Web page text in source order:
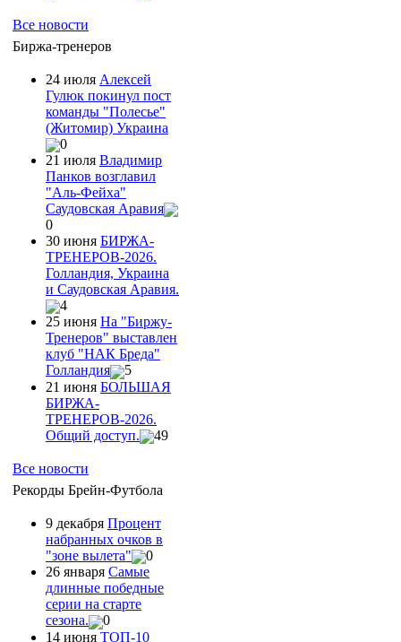
Все новости
Биржа-тренеров
24 июля Алексей
Гулюк покинул пост
команды "Полесье"
(Житомир) Украина
0
21 июля Владимир
Панков возглавил
"Аль-Фейха"
Саудовская Аравия
0
30 июня БИРЖА-
ТРЕНЕРОВ-2026.
Голландия, Украина
и Саудовская Аравия.
4
25 июня На "Биржу-
Тренеров" выставлен
клуб "НАК Бреда"
Голландия
5
21 июня БОЛЬШАЯ
БИРЖА-
ТРЕНЕРОВ-2026.
Общий доступ.
49
Все новости
Рекорды Брейн-Футбола
9 декабря Процент
набранных очков в
"зоне вылета"
0
26 января Самые
длинные победные
серии на старте
сезона.
0
14 июня ТОП-10